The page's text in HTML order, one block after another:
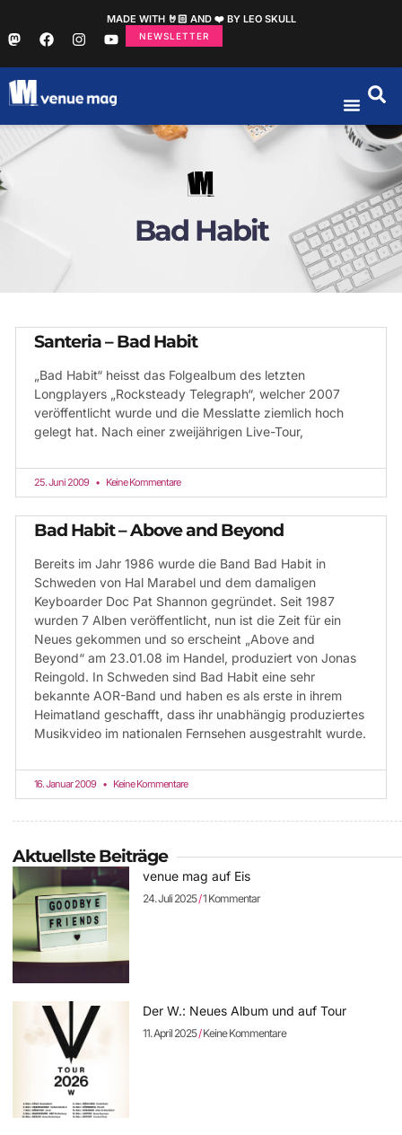
MADE WITH 🤘🏻 AND ❤️ BY LEO SKULL
NEWSLETTER
Bad Habit
Santeria – Bad Habit
„Bad Habit“ heisst das Folgealbum des letzten
Longplayers „Rocksteady Telegraph“, welcher 2007
veröffentlicht wurde und die Messlatte ziemlich hoch
gelegt hat. Nach einer zweijährigen Live-Tour,
25. Juni 2009 Keine Kommentare
Bad Habit – Above and Beyond
Bereits im Jahr 1986 wurde die Band Bad Habit in
Schweden von Hal Marabel und dem damaligen
Keyboarder Doc Pat Shannon gegründet. Seit 1987
wurden 7 Alben veröffentlicht, nun ist die Zeit für ein
Neues gekommen und so erscheint „Above and
Beyond“ am 23.01.08 im Handel, produziert von Jonas
Reingold. In Schweden sind Bad Habit eine sehr
bekannte AOR-Band und haben es als erste in ihrem
Heimatland geschafft, dass ihr unabhängig produziertes
Musikvideo im nationalen Fernsehen ausgestrahlt wurde.
16. Januar 2009 Keine Kommentare
Aktuellste Beiträge
venue mag auf Eis
24. Juli 2025 1 Kommentar
Der W.: Neues Album und auf Tour
11. April 2025 Keine Kommentare